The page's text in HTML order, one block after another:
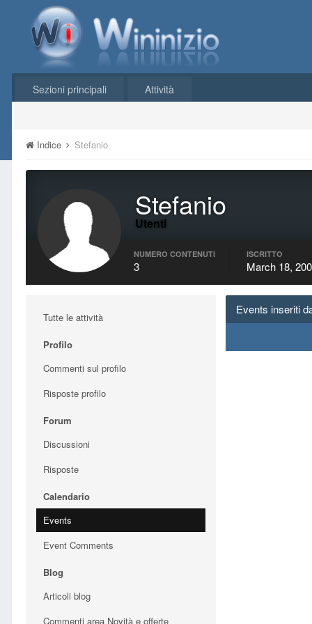
Sezioni principali Attività
Indice Stefanio
Stefanio
Utenti
NUMERO CONTENUTI
3
ISCRITTO
March 18,
Tutte le attività
Profilo
Commenti sul profilo
Risposte profilo
Forum
Discussioni
Risposte
Calendario
Events
Event Comments
Blog
Articoli blog
Commenti area Novità e offerte
Events inseriti